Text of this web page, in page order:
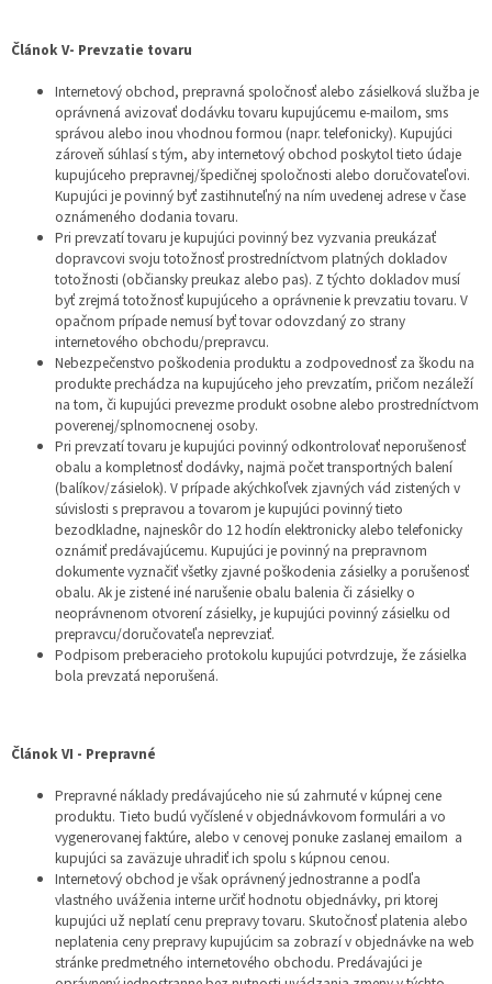
Článok V- Prevzatie tovaru
Internetový obchod, prepravná spoločnosť alebo zásielková služba je
oprávnená avizovať dodávku tovaru kupujúcemu e-mailom, sms
správou alebo inou vhodnou formou (napr. telefonicky). Kupujúci
zároveň súhlasí s tým, aby internetový obchod poskytol tieto údaje
kupujúceho prepravnej/špedičnej spoločnosti alebo doručovateľovi.
Kupujúci je povinný byť zastihnuteľný na ním uvedenej adrese v čase
oznámeného dodania tovaru.
Pri prevzatí tovaru je kupujúci povinný bez vyzvania preukázať
dopravcovi svoju totožnosť prostredníctvom platných dokladov
totožnosti (občiansky preukaz alebo pas). Z týchto dokladov musí
byť zrejmá totožnosť kupujúceho a oprávnenie k prevzatiu tovaru. V
opačnom prípade nemusí byť tovar odovzdaný zo strany
internetového obchodu/prepravcu.
Nebezpečenstvo poškodenia produktu a zodpovednosť za škodu na
produkte prechádza na kupujúceho jeho prevzatím, pričom nezáleží
na tom, či kupujúci prevezme produkt osobne alebo prostredníctvom
poverenej/splnomocnenej osoby.
Pri prevzatí tovaru je kupujúci povinný odkontrolovať neporušenosť
obalu a kompletnosť dodávky, najmä počet transportných balení
(balíkov/zásielok). V prípade akýchkoľvek zjavných vád zistených v
súvislosti s prepravou a tovarom je kupujúci povinný tieto
bezodkladne, najneskôr do 12 hodín elektronicky alebo telefonicky
oznámiť predávajúcemu. Kupujúci je povinný na prepravnom
dokumente vyznačiť všetky zjavné poškodenia zásielky a porušenosť
obalu. Ak je zistené iné narušenie obalu balenia či zásielky o
neoprávnenom otvorení zásielky, je kupujúci povinný zásielku od
prepravcu/doručovateľa neprevziať.
Podpisom preberacieho protokolu kupujúci potvrdzuje, že zásielka
bola prevzatá neporušená.
Článok VI - Prepravné
Prepravné náklady predávajúceho nie sú zahrnuté v kúpnej cene
produktu. Tieto budú vyčíslené v objednávkovom formulári a vo
vygenerovanej faktúre, alebo v cenovej ponuke zaslanej emailom a
kupujúci sa zaväzuje uhradiť ich spolu s kúpnou cenou.
Internetový obchod je však oprávnený jednostranne a podľa
vlastného uváženia interne určiť hodnotu objednávky, pri ktorej
kupujúci už neplatí cenu prepravy tovaru. Skutočnosť platenia alebo
neplatenia ceny prepravy kupujúcim sa zobrazí v objednávke na web
stránke predmetného internetového obchodu. Predávajúci je